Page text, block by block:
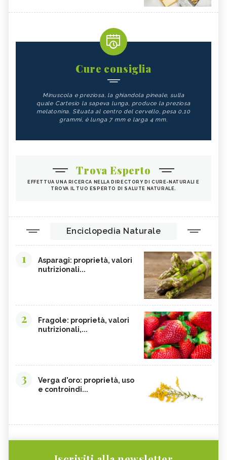
Cure consiglia
Minuscola e preziosa, la ghiandola pineale, sulla
quale Cartesio la sapeva lunga, produce la preziosa
melatonina. Situata al centro del cervello, pesa 0,10
grammi, è lunga 7 mm e larga 4 mm.
Trova Esperto
EFFETTUA UNA RICERCA NELLA DIRECTORY DI CURE-NATURALI E
TROVA IL TUO ESPERTO DI SALUTE NATURALE.
Enciclopedia Naturale
1
Asparagi: proprietà, valori
nutrizionali...
2
Fragole: proprietà, valori
nutrizionali,...
3
Verga d'oro: proprietà, uso
e controindi...